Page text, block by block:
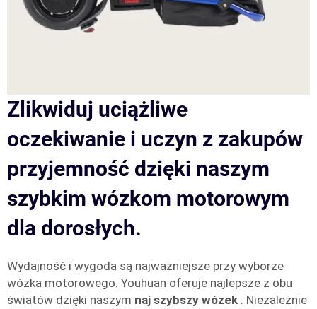
Zlikwiduj uciążliwe
oczekiwanie i uczyn z zakupów
przyjemność dzięki naszym
szybkim wózkom motorowym
dla dorosłych.
Wydajność i wygoda są najważniejsze przy wyborze
wózka motorowego. Youhuan oferuje najlepsze z obu
światów dzięki naszym naj szybszy wózek . Niezależnie